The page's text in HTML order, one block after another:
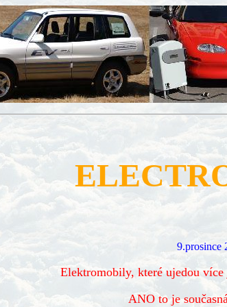
9.prosince
Elektromobily, které ujedou
ANO to je